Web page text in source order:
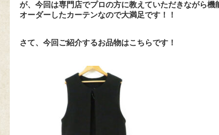
が、今回は専門店でプロの方に教えていただきながら機
オーダーしたカーテンなので大満足です！！
さて、今回ご紹介するお品物はこちらです！